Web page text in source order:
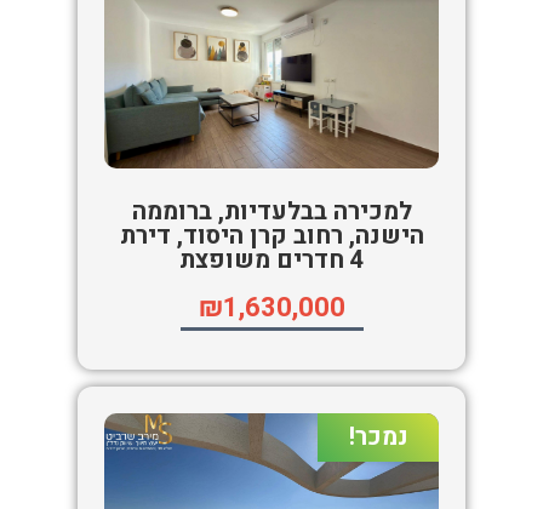
למכירה בבלעדיות, ברוממה
הישנה, רחוב קרן היסוד, דירת
4 חדרים משופצת
₪1,630,000
נמכר!